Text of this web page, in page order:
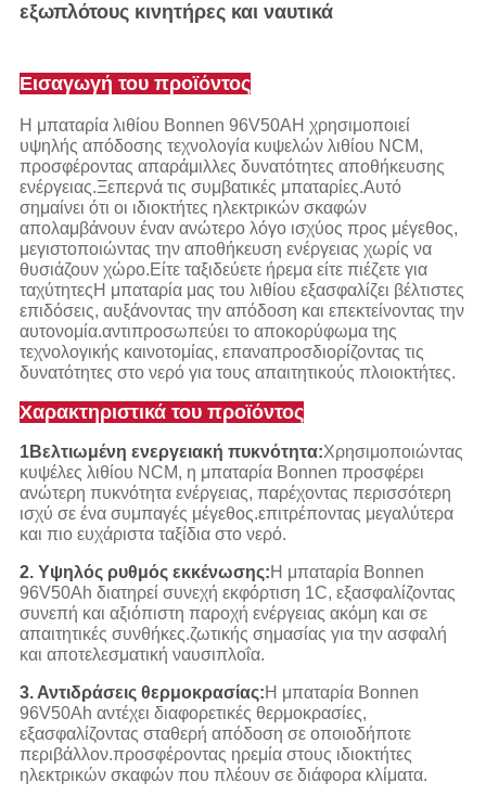
εξωπλότους κινητήρες και ναυτικά
Εισαγωγή του προϊόντος
Η μπαταρία λιθίου Bonnen 96V50AH χρησιμοποιεί
υψηλής απόδοσης τεχνολογία κυψελών λιθίου NCM,
προσφέροντας απαράμιλλες δυνατότητες αποθήκευσης
ενέργειας.Ξεπερνά τις συμβατικές μπαταρίες.Αυτό
σημαίνει ότι οι ιδιοκτήτες ηλεκτρικών σκαφών
απολαμβάνουν έναν ανώτερο λόγο ισχύος προς μέγεθος,
μεγιστοποιώντας την αποθήκευση ενέργειας χωρίς να
θυσιάζουν χώρο.Είτε ταξιδεύετε ήρεμα είτε πιέζετε για
ταχύτητεςΗ μπαταρία μας του λιθίου εξασφαλίζει βέλτιστες
επιδόσεις, αυξάνοντας την απόδοση και επεκτείνοντας την
αυτονομία.αντιπροσωπεύει το αποκορύφωμα της
τεχνολογικής καινοτομίας, επαναπροσδιορίζοντας τις
δυνατότητες στο νερό για τους απαιτητικούς πλοιοκτήτες.
Χαρακτηριστικά του προϊόντος
1Βελτιωμένη ενεργειακή πυκνότητα:Χρησιμοποιώντας
κυψέλες λιθίου NCM, η μπαταρία Bonnen προσφέρει
ανώτερη πυκνότητα ενέργειας, παρέχοντας περισσότερη
ισχύ σε ένα συμπαγές μέγεθος.επιτρέποντας μεγαλύτερα
και πιο ευχάριστα ταξίδια στο νερό.
2. Υψηλός ρυθμός εκκένωσης:Η μπαταρία Bonnen
96V50Ah διατηρεί συνεχή εκφόρτιση 1C, εξασφαλίζοντας
συνεπή και αξιόπιστη παροχή ενέργειας ακόμη και σε
απαιτητικές συνθήκες.ζωτικής σημασίας για την ασφαλή
και αποτελεσματική ναυσιπλοΐα.
3. Αντιδράσεις θερμοκρασίας:Η μπαταρία Bonnen
96V50Ah αντέχει διαφορετικές θερμοκρασίες,
εξασφαλίζοντας σταθερή απόδοση σε οποιοδήποτε
περιβάλλον.προσφέροντας ηρεμία στους ιδιοκτήτες
ηλεκτρικών σκαφών που πλέουν σε διάφορα κλίματα.